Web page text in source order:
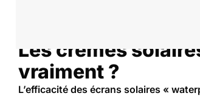
Les crèmes
vraiment ?
L’efficacité des écrans solaires «